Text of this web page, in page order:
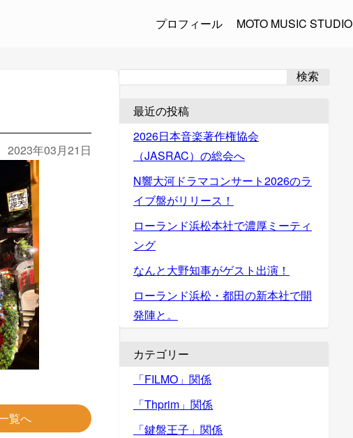
プロフィール MOTO MUSIC STUDIO
2023年03月21日
覧へ
検索
最近の投稿
2026日本音楽著作権協会
（JASRAC）の総会へ
N響大河ドラマコンサート2026のラ
イブ盤がリリース！
ローランド浜松本社で濃厚ミーティ
ング
なんと大野知事がゲスト出演！
ローランド浜松・都田の新本社で開
発陣と。
カテゴリー
「FILMO」関係
「Thprim」関係
「鍵盤王子」関係